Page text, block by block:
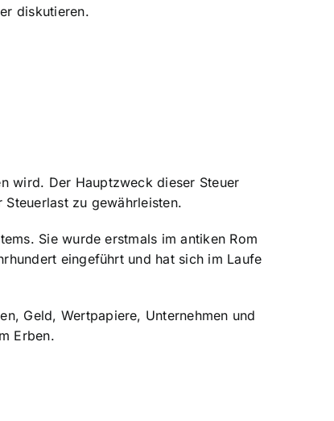
diskutieren.
wird. Der Hauptzweck dieser Steuer
zu gewährleisten.
Sie wurde erstmals im antiken Rom
eingeführt und hat sich im Laufe
Geld, Wertpapiere, Unternehmen und
Erben.